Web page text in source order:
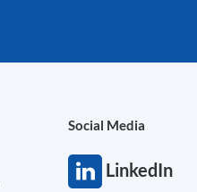
Social Media
LinkedIn